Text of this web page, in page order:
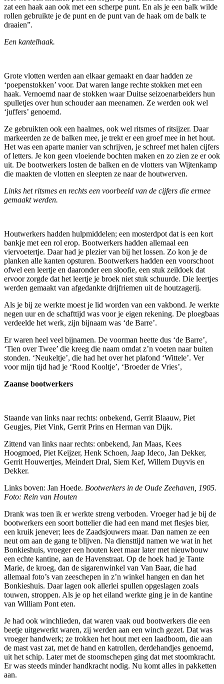
zat een haak aan ook met een scherpe punt. En als je een balk wilde
rollen gebruikte je de punt en de punt van de haak om de balk te
draaien”.
Een kantelhaak.
Grote vlotten werden aan elkaar gemaakt en daar hadden ze
‘poepenstokken’ voor. Dat waren lange rechte stokken met een
haak. Vernoemd naar de stokken waar Duitse seizoenarbeiders hun
spulletjes over hun schouder aan meenamen. Ze werden ook wel
‘juffers’ genoemd.
Ze gebruikten ook een haalmes, ook wel ritsmes of ritsijzer. Daar
markeerden ze de balken mee, je trekt er een groef mee in het hout.
Het was een aparte manier van schrijven, je schreef met halen cijfers
of letters. Je kon geen vloeiende bochten maken en zo zien ze er ook
uit. De bootwerkers losten de balken en de vlotters van Wijtenkamp
die maakten de vlotten en sleepten ze naar de houtwerven.
Links het ritsmes en rechts een voorbeeld van de cijfers die ermee
gemaakt werden.
Houtwerkers hadden hulpmiddelen; een mosterdpot dat is een kort
bankje met een rol erop. Bootwerkers hadden allemaal een
viervoetertje. Daar had je plezier van bij het lossen. Zo kon je de
planken alle kanten opsturen. Bootwerkers hadden een voorschoot
ofwel een leertje en daaronder een sloofie, een stuk zeildoek dat
ervoor zorgde dat het leertje je broek niet stuk schuurde. Die leertjes
werden gemaakt van afgedankte drijfriemen uit de houtzagerij.
Als je bij ze werkte moest je lid worden van een vakbond. Je werkte
negen uur en de schafttijd was voor je eigen rekening. De ploegbaas
verdeelde het werk, zijn bijnaam was ‘de Barre’.
Er waren heel veel bijnamen. De voorman heette dus ‘de Barre’,
‘Tien over Twee’ die kreeg die naam omdat z’n voeten naar buiten
stonden. ‘Neukeltje’, die had het over het plafond ‘Wittele’. Ver
voor mijn tijd had je ‘Rood Kooltje’, ‘Broeder de Vries’,
Zaanse bootwerkers
Staande van links naar rechts: onbekend, Gerrit Blaauw, Piet
Geugjes, Piet Vink, Gerrit Prins en Herman van Dijk.
Zittend van links naar rechts: onbekend, Jan Maas, Kees
Hoogmoed, Piet Keijzer, Henk Schoen, Jaap Ideco, Jan Dekker,
Gerrit Houwertjes, Meindert Dral, Siem Kef, Willem Duyvis en
Dekker.
Links boven: Jan Hoede. Bootwerkers in de Oude Zeehaven, 1905.
Foto: Rein van Houten
Drank was toen ik er werkte streng verboden. Vroeger had je bij de
bootwerkers een soort bottelier die had een mand met flesjes bier,
een kruik jenever; lees de Zaadsjouwers maar. Dan namen ze een
neut om aan de gang te blijven. Na diensttijd namen we wat in het
Bonkieshuis, vroeger een houten keet maar later met nieuwbouw
een echte kantine, aan de Havenstraat. Op de hoek had je Tante
Marie, de kroeg, dan de sigarenwinkel van Van Baar, die had
allemaal foto’s van zeeschepen in z’n winkel hangen en dan het
Bonkieshuis. Daar lagen ook allerlei spullen opgeslagen zoals
touwen, stroppen. Als je op het eiland werkte ging je in de kantine
van William Pont eten.
Je had ook winchlieden, dat waren vaak oud bootwerkers die een
beetje uitgewerkt waren, zij werden aan een winch gezet. Dat was
vroeger handwerk; ze trokken het hout met een laadboom, die aan
de mast vast zat, met de hand en katrollen, derdehandjes genoemd,
uit het schip. Later met de stoomschepen ging dat met stoomkracht.
Er was steeds minder handkracht nodig. Nu komt alles in pakketten
aan.